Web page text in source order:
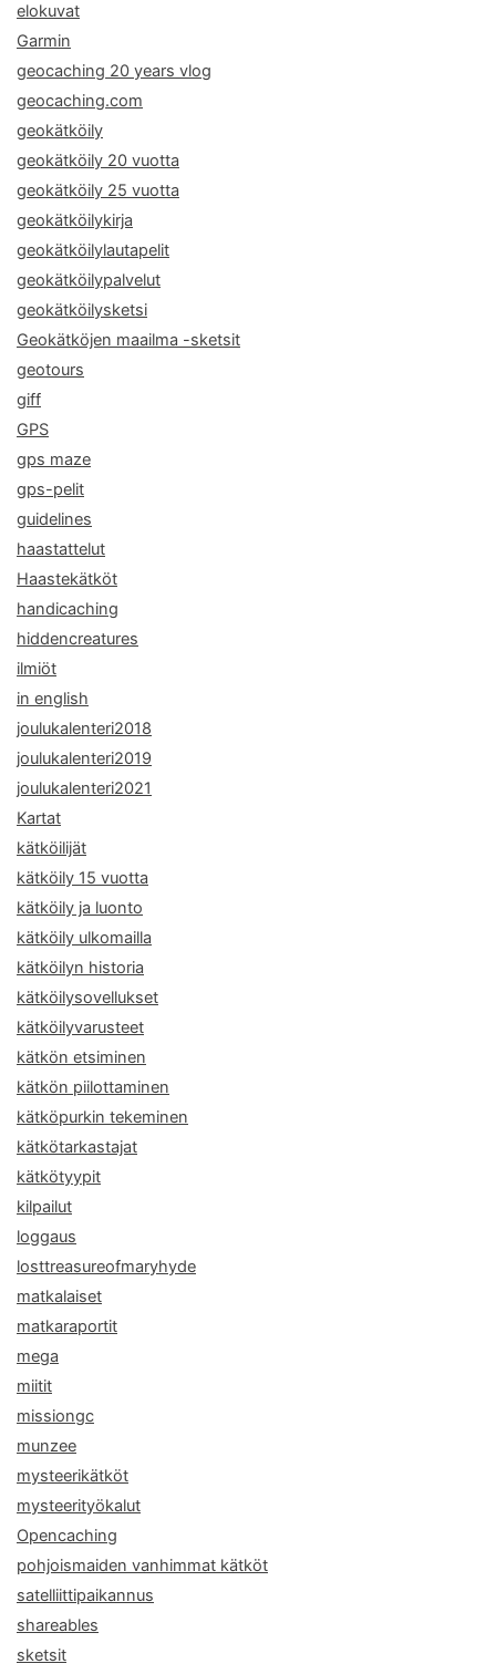
elokuvat
Garmin
geocaching 20 years vlog
geocaching.com
geokätköily
geokätköily 20 vuotta
geokätköily 25 vuotta
geokätköilykirja
geokätköilylautapelit
geokätköilypalvelut
geokätköilysketsi
Geokätköjen maailma -sketsit
geotours
giff
GPS
gps maze
gps-pelit
guidelines
haastattelut
Haastekätköt
handicaching
hiddencreatures
ilmiöt
in english
joulukalenteri2018
joulukalenteri2019
joulukalenteri2021
Kartat
kätköilijät
kätköily 15 vuotta
kätköily ja luonto
kätköily ulkomailla
kätköilyn historia
kätköilysovellukset
kätköilyvarusteet
kätkön etsiminen
kätkön piilottaminen
kätköpurkin tekeminen
kätkötarkastajat
kätkötyypit
kilpailut
loggaus
losttreasureofmaryhyde
matkalaiset
matkaraportit
mega
miitit
missiongc
munzee
mysteerikätköt
mysteerityökalut
Opencaching
pohjoismaiden vanhimmat kätköt
satelliittipaikannus
shareables
sketsit